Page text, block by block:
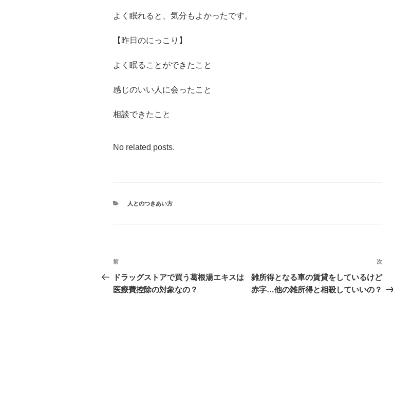
よく眠れると、気分もよかったです。
【昨日のにっこり】
よく眠ることができたこと
感じのいい人に会ったこと
相談できたこと
No related posts.
カ
人とのつきあい方
投
稿
ナ
前
の
投
前
ドラッグストアで買う葛根湯エキスは
医療費控除の対象なの？
次
の
投
次
雑所得となる車の賃貸をしているけど
赤字…他の雑所得と相殺していいの？